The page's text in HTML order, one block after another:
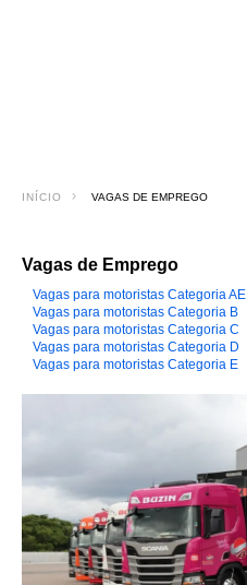
INÍCIO VAGAS DE EMPREGO
Vagas de Emprego
Vagas para motoristas Categoria AE
Vagas para motoristas Categoria B
Vagas para motoristas Categoria C
Vagas para motoristas Categoria D
Vagas para motoristas Categoria E